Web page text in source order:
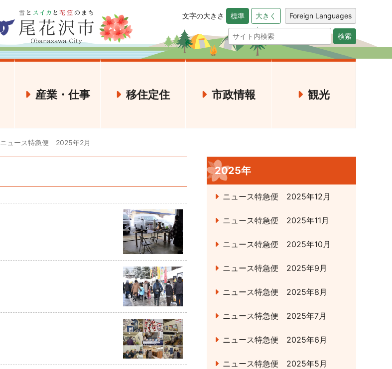
文字の大きさ 標準 大きく Foreign Languages
検索
産業・仕事 移住定住 市政情報 観光
ニュース特急便 2025年2月
2025年
ニュース特急便 2025年12月
ニュース特急便 2025年11月
ニュース特急便 2025年10月
ニュース特急便 2025年9月
ニュース特急便 2025年8月
ニュース特急便 2025年7月
ニュース特急便 2025年6月
ニュース特急便 2025年5月